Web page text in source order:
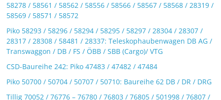
58278 / 58561 / 58562 / 58556 / 58566 / 58567 / 58568 / 28319 /
58569 / 58571 / 58572
Piko 58293 / 58296 / 58294 / 58295 / 58297 / 28304 / 28307 /
28317 / 28308 / 58481 / 28337: Teleskophaubenwagen DB AG /
Transwaggon / DB / FS / ÖBB / SBB (Cargo)/ VTG
CSD-Baureihe 242: Piko 47483 / 47482 / 47484
Piko 50700 / 50704 / 50707 / 50710: Baureihe 62 DB / DR / DRG
Tillig 70052 / 76776 – 76780 / 76803 / 76805 / 501998 / 76807 /